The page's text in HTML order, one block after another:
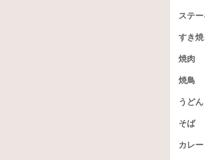
ステー
すき焼
焼肉
焼鳥
うどん
そば
カレー